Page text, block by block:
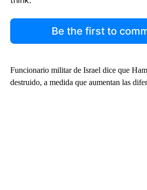
Be the first to
Funcionario militar de Israel dice que
destruido, a medida que aumentan las